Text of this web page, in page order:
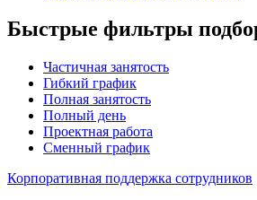
Быстрые фильтры
Частичная занятость
Гибкий график
Полная занятость
Полный день
Проектная работа
Сменный график
Корпоративная поддержка сотрудников